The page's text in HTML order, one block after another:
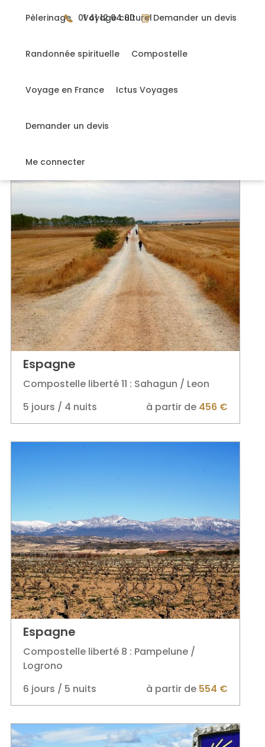
Pèlerinage Voyage culturel
Randonnée spirituelle Compostelle
Voyage en France Ictus Voyages
Demander un devis
Me connecter
01 41 12 04 80 Demander un devis
Accueil > Voyages
Espagne
Compostelle liberté 11 : Sahagun / Leon
5 jours / 4 nuits
à partir de 456 €
Espagne
Compostelle liberté 8 : Pampelune /
Logrono
6 jours / 5 nuits
à partir de 554 €